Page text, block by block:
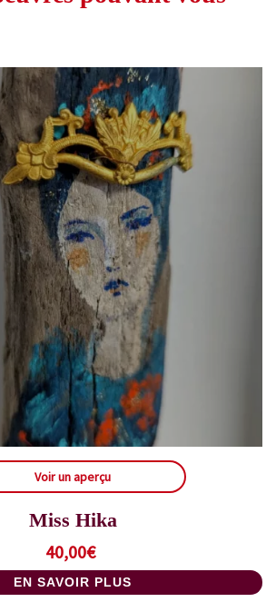
Voir un aperçu
Miss Hika
40,00€
EN SAVOIR PLUS